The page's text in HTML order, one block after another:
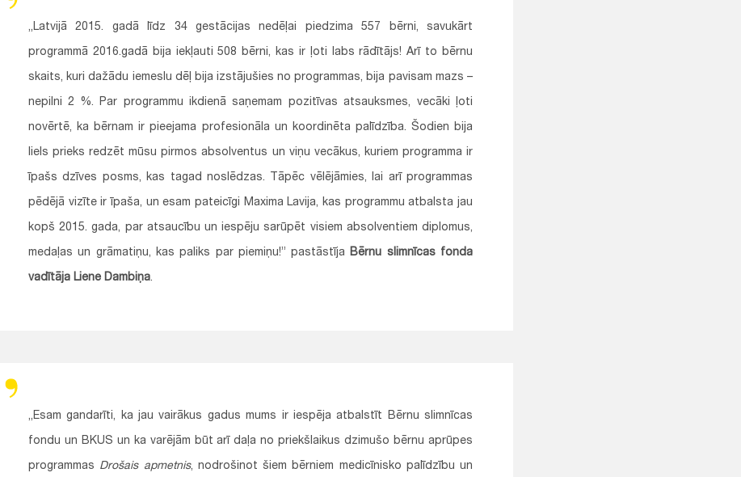
„Latvijā 2015. gadā līdz 34 gestācijas nedēļai piedzima 557 bērni, savukārt
programmā 2016.gadā bija iekļauti 508 bērni, kas ir ļoti labs rādītājs! Arī to bērnu
skaits, kuri dažādu iemeslu dēļ bija izstājušies no programmas, bija pavisam mazs –
nepilni 2 %. Par programmu ikdienā saņemam pozitīvas atsauksmes, vecāki ļoti
novērtē, ka bērnam ir pieejama profesionāla un koordinēta palīdzība. Šodien bija
liels prieks redzēt mūsu pirmos absolventus un viņu vecākus, kuriem programma ir
īpašs dzīves posms, kas tagad noslēdzas. Tāpēc vēlējāmies, lai arī programmas
pēdējā vizīte ir īpaša, un esam pateicīgi Maxima Lavija, kas programmu atbalsta jau
kopš 2015. gada, par atsaucību un iespēju sarūpēt visiem absolventiem diplomus,
medaļas un grāmatiņu, kas paliks par piemiņu!” pastāstījaBērnu slimnīcas fonda
vadītāja Liene Dambiņa.
„Esam gandarīti, ka jau vairākus gadus mums ir iespēja atbalstīt Bērnu slimnīcas
fondu un BKUS un ka varējām būt arī daļa no priekšlaikus dzimušo bērnu aprūpes
programmas Drošais apmetnis, nodrošinot šiem bērniem medicīnisko palīdzību un